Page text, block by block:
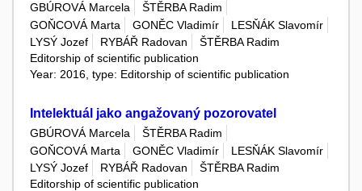
GBÚROVÁ Marcela
ŠTĚRBA Radim
GOŇCOVÁ Marta
GONĚC Vladimír
LESŇÁK Slavomír
LYSÝ Jozef
RYBÁŘ Radovan
ŠTĚRBA Radim
Editorship of scientific publication
Year: 2016, type: Editorship of scientific publication
Intelektuál jako angažovaný pozorovatel
GBÚROVÁ Marcela
ŠTĚRBA Radim
GOŇCOVÁ Marta
GONĚC Vladimír
LESŇÁK Slavomír
LYSÝ Jozef
RYBÁŘ Radovan
ŠTĚRBA Radim
Editorship of scientific publication